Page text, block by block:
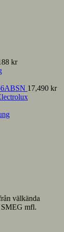
kr
17,490 kr
välkända
SMEG mfl.